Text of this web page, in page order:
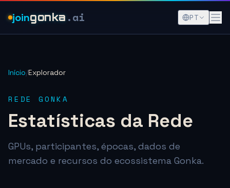
joingonka .ai PT
Início/Explorador
REDE GONKA
Estatísticas da Rede
GPUs, participantes, épocas, dados de
mercado e recursos do ecossistema Gonka.